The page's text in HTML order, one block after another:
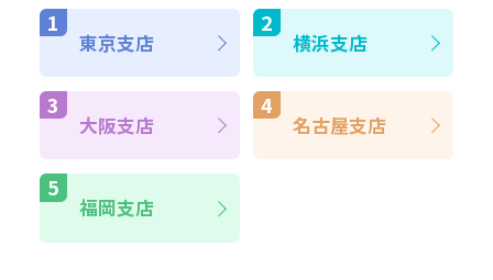
東京支店 横浜支店
大阪支店 名古屋支店
福岡支店